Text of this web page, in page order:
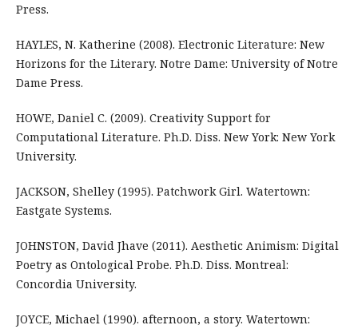
Press.
HAYLES, N. Katherine (2008). Electronic Literature: New
Horizons for the Literary. Notre Dame: University of Notre
Dame Press.
HOWE, Daniel C. (2009). Creativity Support for
Computational Literature. Ph.D. Diss. New York: New York
University.
JACKSON, Shelley (1995). Patchwork Girl. Watertown:
Eastgate Systems.
JOHNSTON, David Jhave (2011). Aesthetic Animism: Digital
Poetry as Ontological Probe. Ph.D. Diss. Montreal:
Concordia University.
JOYCE, Michael (1990). afternoon, a story. Watertown: